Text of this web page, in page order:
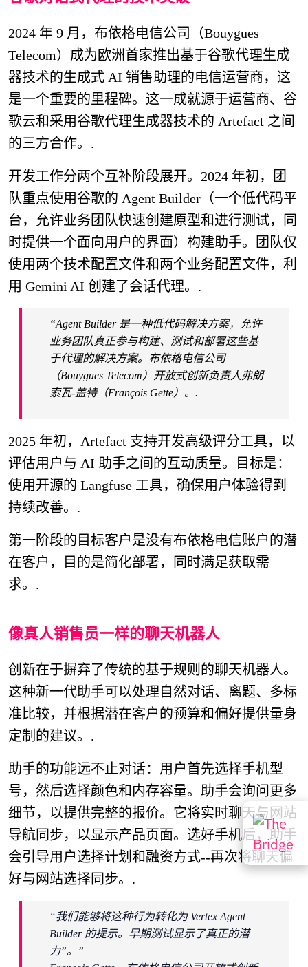
2024 年 9 月，布依格电信公司（Bouygues
Telecom）成为欧洲首家推出基于谷歌代理生成
器技术的生成式 AI 销售助理的电信运营商，这
是一个重要的里程碑。这一成就源于运营商、谷
歌云和采用谷歌代理生成器技术的 Artefact 之间
的三方合作。.
开发工作分两个互补阶段展开。2024 年初，团
队重点使用谷歌的 Agent Builder（一个低代码平
台，允许业务团队快速创建原型和进行测试，同
时提供一个面向用户的界面）构建助手。团队仅
使用两个技术配置文件和两个业务配置文件，利
用 Gemini AI 创建了会话代理。.
“Agent Builder 是一种低代码解决方案，允许
业务团队真正参与构建、测试和部署这些基
于代理的解决方案。布依格电信公司
（Bouygues Telecom）开放式创新负责人弗朗
索瓦-盖特（François Gette）。.
2025 年初，Artefact 支持开发高级评分工具，以
评估用户与 AI 助手之间的互动质量。目标是：
使用开源的 Langfuse 工具，确保用户体验得到
持续改善。.
第一阶段的目标客户是没有布依格电信账户的潜
在客户，目的是简化部署，同时满足获取需
求。.
像真人销售员一样的聊天机器人
创新在于摒弃了传统的基于规则的聊天机器人。
这种新一代助手可以处理自然对话、离题、多标
准比较，并根据潜在客户的预算和偏好提供量身
定制的建议。.
助手的功能远不止对话：用户首先选择手机型
号，然后选择颜色和内存容量。助手会询问更多
细节，以提供完整的报价。它将实时聊天与网站
导航同步，以显示产品页面。选好手机后，助手
会引导用户选择计划和融资方式--再次将聊天偏
好与网站选择同步。.
“我们能够将这种行为转化为 Vertex Agent
Builder 的提示。早期测试显示了真正的潜
力”。”